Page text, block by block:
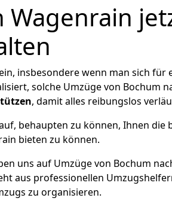
Wagenrain
insbesondere wenn man sich für
solche Umzüge von Bochum
, damit alles reibungslos
behaupten zu können, Ihnen
bieten zu können.
uns auf Umzüge von Bochum
aus professionellen
zu organisieren.